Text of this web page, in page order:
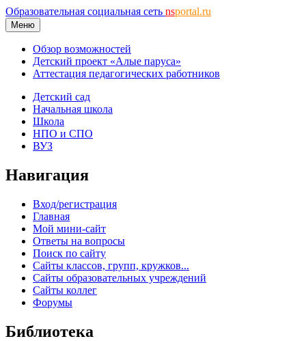
Образовательная социальная сеть nsportal.ru
Меню
Обзор возможностей
Детский проект «Алые паруса»
Аттестация педагогических работников
Детский сад
Начальная школа
Школа
НПО и СПО
ВУЗ
Навигация
Вход/регистрация
Главная
Мой мини-сайт
Ответы на вопросы
Поиск по сайту
Сайты классов, групп, кружков...
Сайты образовательных учреждений
Сайты коллег
Форумы
Библиотека